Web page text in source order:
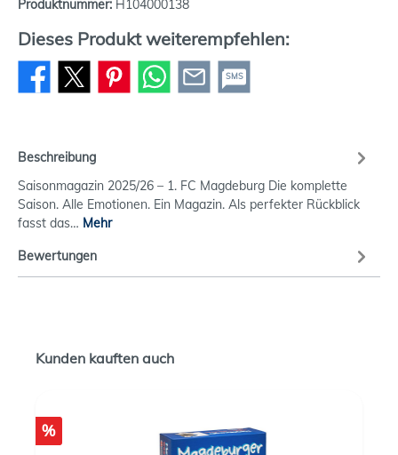
Produktnummer: H104000138
Dieses Produkt weiterempfehlen:
SMS
Beschreibung
Saisonmagazin 2025/26 – 1. FC Magdeburg Die komplette
Saison. Alle Emotionen. Ein Magazin. Als perfekter Rückblick
fasst das… Mehr
Bewertungen
Kunden kauften auch
%